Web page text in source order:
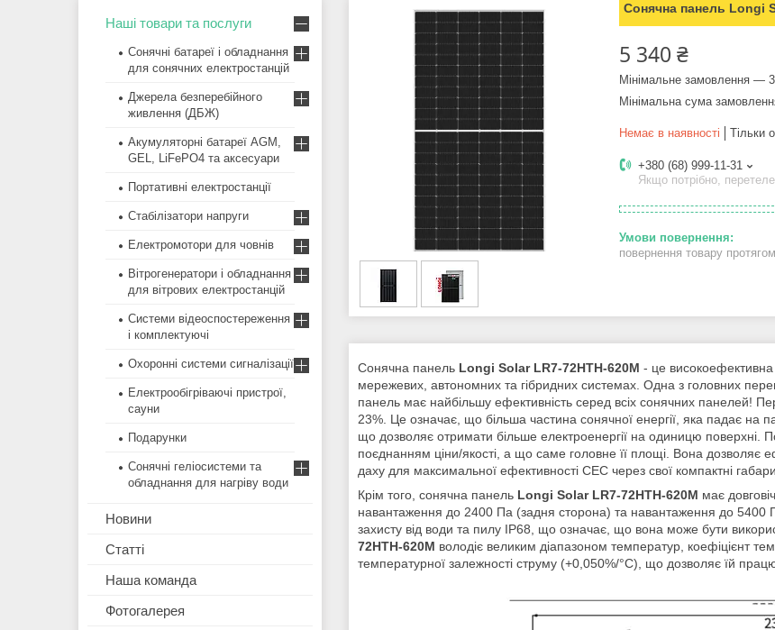
Сонячна панель Longi
5 340 ₴
Мінімальне замовлення —
Мінімальна сума
Немає в наявності Тільки
+380 (68) 999-11-31
Якщо потрібно,
повернення товару
Сонячна панель Longi Solar LR7-72HTH-620M - це
мережевих, автономних та гібридних системах. Одна з головних
панель має найбільшу ефективність серед всіх сонячних панелей!
23%. Це означає, що більша частина сонячної енергії, яка падає на
що дозволяє отримати більше електроенергії на одиницю поверхні.
поєднанням ціни/якості, а що саме головне її площі. Вона дозволяє
даху для максимальної ефективності СЕС через свої компактні
Крім того, сонячна панель Longi Solar LR7-72HTH-620M має
навантаження до 2400 Па (задня сторона) та навантаження до
захисту від води та пилу IP68, що означає, що вона може бути
72HTH-620M володіє великим діапазоном температур, коефіцієнт
температурної залежності струму (+0,050%/°C), що дозволяє їй
Наші товари та послуги
Сонячні батареї і обладнання
для сонячних електростанцій
Джерела безперебійного
живлення (ДБЖ)
Акумуляторні батареї AGM,
GEL, LiFePO4 та аксесуари
Портативні електростанції
Стабілізатори напруги
Електромотори для човнів
Вітрогенератори і обладнання
для вітрових електростанцій
Системи відеоспостереження
і комплектуючі
Охоронні системи сигналізації
Електрообігріваючі пристрої,
сауни
Подарунки
Сонячні геліосистеми та
обладнання для нагріву води
Новини
Статті
Наша команда
Фотогалерея